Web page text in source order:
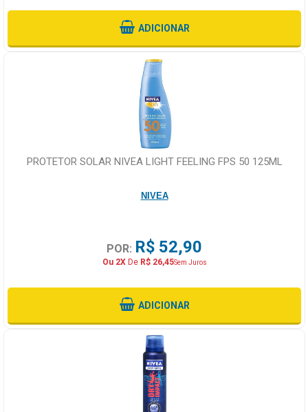
ADICIONAR
PROTETOR SOLAR NIVEA LIGHT FEELING FPS 50 125ML
NIVEA
POR: R$ 52,90
Ou 2XDe R$ 26,45Sem Juros
ADICIONAR